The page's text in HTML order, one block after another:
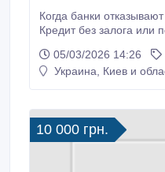
Когда банки
Кредит без залога или
проблемной кредитной
+380669000799
сайт: https://
05/03/2026 14:26
Украина, Киев и
10 000 грн.